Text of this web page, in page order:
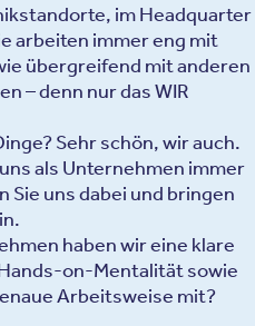
im Headquarter
arbeiten immer eng mit
übergreifend mit anderen
– denn nur das WIR
Sehr schön, wir auch.
als Unternehmen immer
uns dabei und bringen
haben wir eine klare
on-Mentalität sowie
Arbeitsweise mit?